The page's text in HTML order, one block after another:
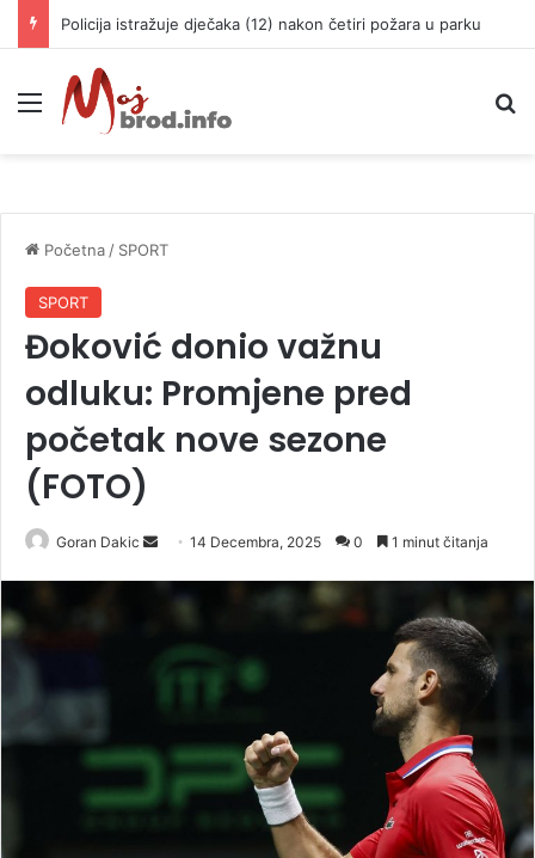
Policija istražuje dječaka (12) nakon četiri požara u parku
Meni
Početna / SPORT
SPORT
Đoković donio važnu
odluku: Promjene pred
početak nove sezone
(FOTO)
Goran Dakic
i
14 Decembra, 2025 0 1 minut čitanja